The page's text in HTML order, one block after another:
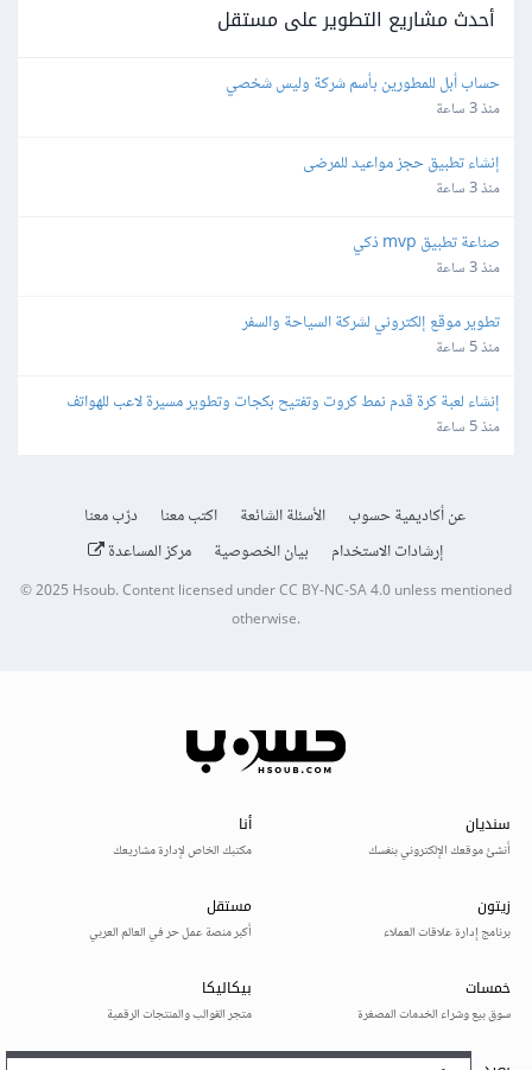
أحدث مشاريع التطوير على مستقل
حساب أبل للمطورين بأسم شركة وليس شخصي
منذ 3 ساعة
إنشاء تطبيق حجز مواعيد للمرضى
منذ 3 ساعة
صناعة تطبيق mvp ذكي
منذ 3 ساعة
تطوير موقع إلكتروني لشركة السياحة والسفر
منذ 5 ساعة
إنشاء لعبة كرة قدم نمط كروت وتفتيح بكجات وتطوير مسيرة لاعب للهواتف
منذ 5 ساعة
عن أكاديمية حسوب الأسئلة الشائعة اكتب معنا
درّب معنا
إرشادات الاستخدام
بيان الخصوصية مركز المساعدة
© 2025 Hsoub.Content licensed underCC BY-NC-SA 4.0unless mentioned
otherwise.